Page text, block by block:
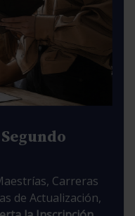
Carreras
de Actualización,